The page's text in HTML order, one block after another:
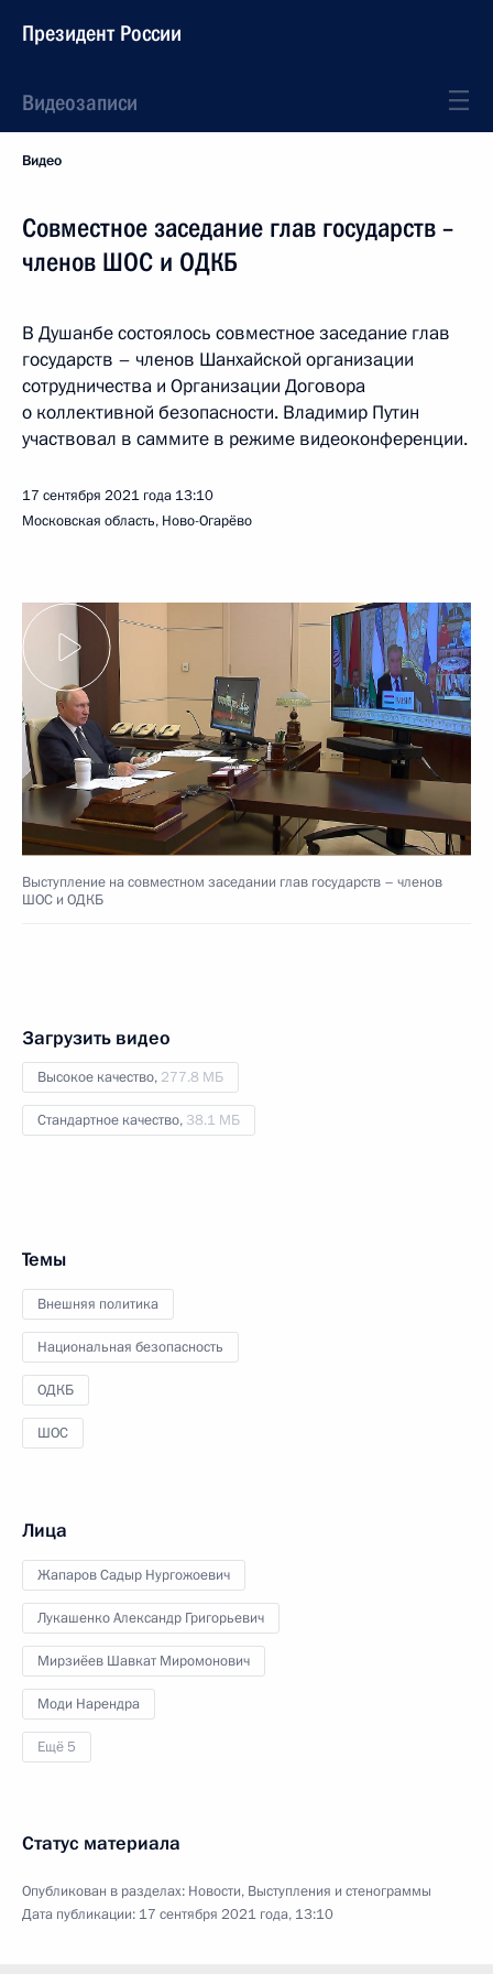
Президент России
Видеозаписи
Видео
Совместное заседание глав государств –
членов ШОС и ОДКБ
В Душанбе состоялось совместное заседание глав
государств – членов Шанхайской организации
сотрудничества и Организации Договора
о коллективной безопасности. Владимир Путин
участвовал в саммите в режиме видеоконференции.
17 сентября 2021 года 13:10
Московская область, Ново-Огарёво
Выступление на совместном заседании глав государств – членов
ШОС и ОДКБ
Загрузить видео
Высокое качество, 277.8 МБ
Стандартное качество, 38.1 МБ
Темы
Внешняя политика
Национальная безопасность
ОДКБ
ШОС
Лица
Жапаров Садыр Нургожоевич
Лукашенко Александр Григорьевич
Мирзиёев Шавкат Миромонович
Моди Нарендра
Ещё 5
Статус материала
Опубликован в разделах: Новости, Выступления и стенограммы
Дата публикации: 17 сентября 2021 года, 13:10